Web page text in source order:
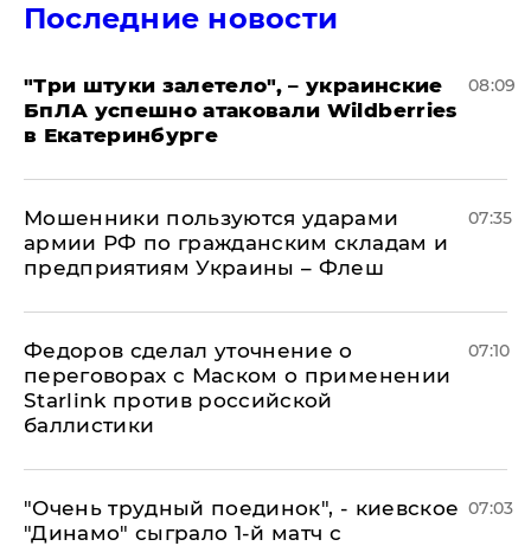
Последние новости
"Три штуки залетело", – украинские
БпЛА успешно атаковали Wildberries
в Екатеринбурге
08:09
Мошенники пользуются ударами
армии РФ по гражданским складам и
предприятиям Украины – Флеш
07:35
Федоров сделал уточнение о
переговорах с Маском о применении
Starlink против российской
баллистики
07:10
"Очень трудный поединок", - киевское
"Динамо" сыграло 1-й матч с
07:03